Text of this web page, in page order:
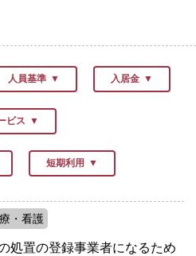
人員基準 入居金
ビス
短期利用
・看護
置の登録事業者になるため